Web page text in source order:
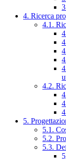
4. Ricerca
4.1.
4.2.
5.
5.1.
5.2.
5.3.